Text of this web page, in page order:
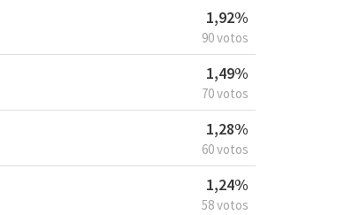
1,92%
90 votos
1,49%
70 votos
1,28%
60 votos
1,24%
58 votos